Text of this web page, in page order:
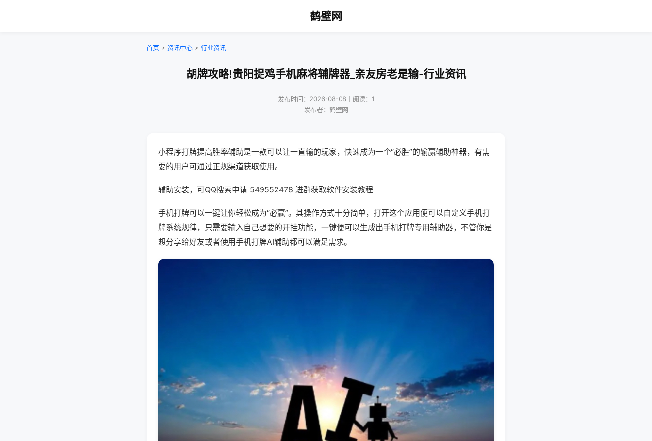
鹤壁网
首页 > 资讯中心 > 行业资讯
胡牌攻略!贵阳捉鸡手机麻将辅牌器_亲友房老是输-行业资讯
发布时间：2026-08-08｜阅读：1
发布者：鹤壁网
小程序打牌提高胜率辅助是一款可以让一直输的玩家，快速成为一个“必胜”的输赢辅助神器，有需
要的用户可通过正规渠道获取使用。
辅助安装，可QQ搜索申请 549552478 进群获取软件安装教程
手机打牌可以一键让你轻松成为“必赢”。其操作方式十分简单，打开这个应用便可以自定义手机打
牌系统规律，只需要输入自己想要的开挂功能，一键便可以生成出手机打牌专用辅助器，不管你是
想分享给好友或者使用手机打牌AI辅助都可以满足需求。